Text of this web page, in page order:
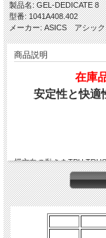
製品名: GEL-DEDICATE
型番: 1041A408.402
メーカー: ASICS アシッ
商品説明
在庫
安定性と快適
横方向の動きをTPU
性)も追求。GEL-
スタビリティモデル。
TPU TRUSSTIC
DYNAWALLの機能を継
の安定性を向上。